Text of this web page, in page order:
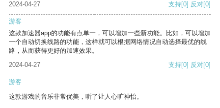
2024-04-27
支持[0] 反对[0]
游客
这款加速器app的功能有点单一，可以增加一些新功能。比如，可以增加
一个自动切换线路的功能，这样就可以根据网络情况自动选择最优的线
路，从而获得更好的加速效果。
2024-04-27
支持[0] 反对[0]
游客
这款游戏的音乐非常优美，听了让人心旷神怡。